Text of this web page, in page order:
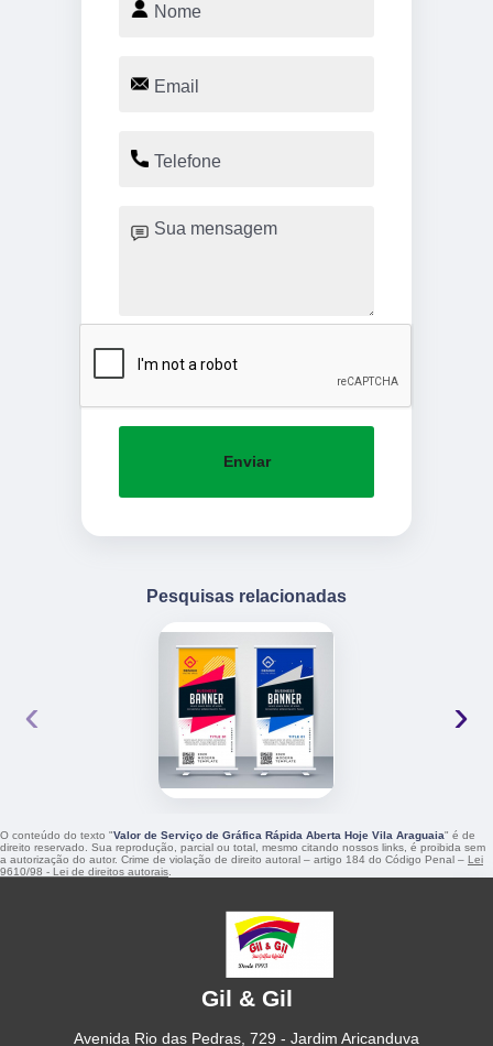
Enviar
Pesquisas relacionadas
‹ ›
O conteúdo do texto "Valor de Serviço de Gráfica Rápida Aberta Hoje Vila Araguaia" é de
direito reservado. Sua reprodução, parcial ou total, mesmo citando nossos links, é proibida sem
a autorização do autor. Crime de violação de direito autoral – artigo 184 do Código Penal – Lei
9610/98 - Lei de direitos autorais
Gil & Gil
Avenida Rio das Pedras, 729 - Jardim Aricanduva